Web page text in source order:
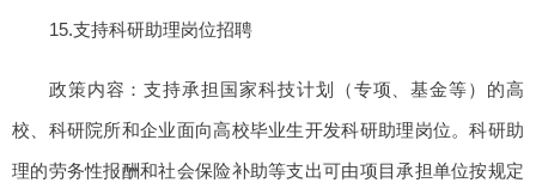
15.支持科研助理岗位招聘
政策内容：支持承担国家科技计划（专项、基金等）的高
校、科研院所和企业面向高校毕业生开发科研助理岗位。科研助
理的劳务性报酬和社会保险补助等支出可由项目承担单位按规定